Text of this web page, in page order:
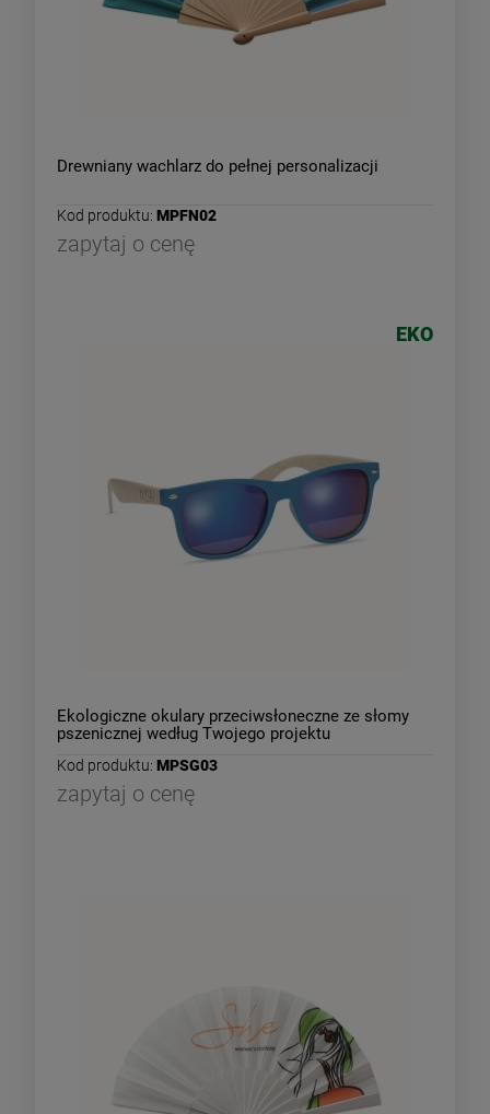
Drewniany wachlarz do pełnej personalizacji
Kod produktu: MPFN02
zapytaj o cenę
Ekologiczne okulary przeciwsłoneczne ze słomy
pszenicznej według Twojego projektu
Kod produktu: MPSG03
zapytaj o cenę
EKO